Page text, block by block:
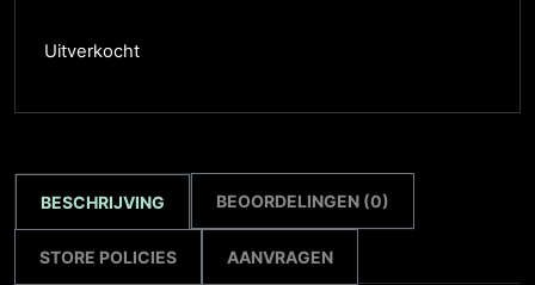
Uitverkocht
BESCHRIJVING BEOORDELINGEN (0)
STORE POLICIES AANVRAGEN